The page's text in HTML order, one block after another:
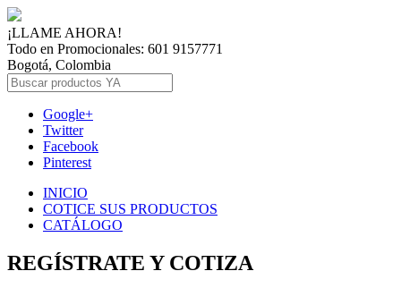
¡LLAME AHORA!
Todo en Promocionales: 601 9157771
Bogotá, Colombia
Google+
Twitter
Facebook
Pinterest
INICIO
COTICE SUS PRODUCTOS
CATÁLOGO
REGÍSTRATE Y COTIZA